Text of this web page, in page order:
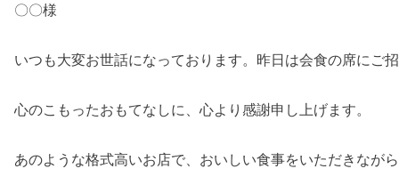
〇〇様
いつも大変お世話になっております。昨日は会食の席にご
心のこもったおもてなしに、心より感謝申し上げます。
あのような格式高いお店で、おいしい食事をいただきなが